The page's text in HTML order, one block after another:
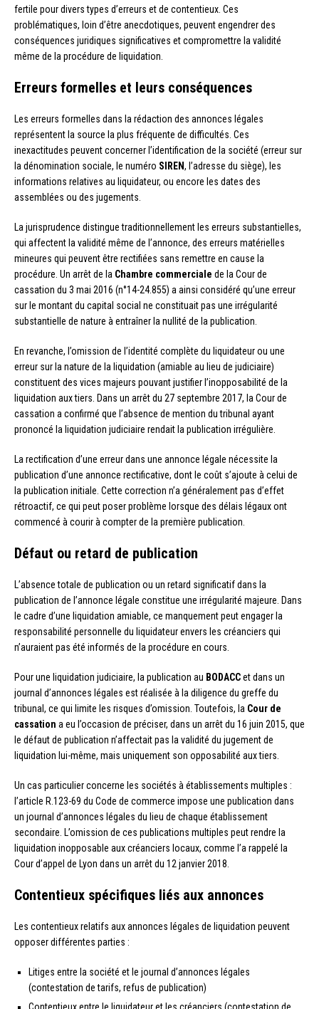
fertile pour divers types d’erreurs et de contentieux. Ces
problématiques, loin d’être anecdotiques, peuvent engendrer des
conséquences juridiques significatives et compromettre la validité
même de la procédure de liquidation.
Erreurs formelles et leurs conséquences
Les erreurs formelles dans la rédaction des annonces légales
représentent la source la plus fréquente de difficultés. Ces
inexactitudes peuvent concerner l’identification de la société (erreur sur
la dénomination sociale, le numéro SIREN, l’adresse du siège), les
informations relatives au liquidateur, ou encore les dates des
assemblées ou des jugements.
La jurisprudence distingue traditionnellement les erreurs substantielles,
qui affectent la validité même de l’annonce, des erreurs matérielles
mineures qui peuvent être rectifiées sans remettre en cause la
procédure. Un arrêt de la Chambre commerciale de la Cour de
cassation du 3 mai 2016 (n°14-24.855) a ainsi considéré qu’une erreur
sur le montant du capital social ne constituait pas une irrégularité
substantielle de nature à entraîner la nullité de la publication.
En revanche, l’omission de l’identité complète du liquidateur ou une
erreur sur la nature de la liquidation (amiable au lieu de judiciaire)
constituent des vices majeurs pouvant justifier l’inopposabilité de la
liquidation aux tiers. Dans un arrêt du 27 septembre 2017, la Cour de
cassation a confirmé que l’absence de mention du tribunal ayant
prononcé la liquidation judiciaire rendait la publication irrégulière.
La rectification d’une erreur dans une annonce légale nécessite la
publication d’une annonce rectificative, dont le coût s’ajoute à celui de
la publication initiale. Cette correction n’a généralement pas d’effet
rétroactif, ce qui peut poser problème lorsque des délais légaux ont
commencé à courir à compter de la première publication.
Défaut ou retard de publication
L’absence totale de publication ou un retard significatif dans la
publication de l’annonce légale constitue une irrégularité majeure. Dans
le cadre d’une liquidation amiable, ce manquement peut engager la
responsabilité personnelle du liquidateur envers les créanciers qui
n’auraient pas été informés de la procédure en cours.
Pour une liquidation judiciaire, la publication au BODACCet dans un
journal d’annonces légales est réalisée à la diligence du greffe du
tribunal, ce qui limite les risques d’omission. Toutefois, la Cour de
cassation a eu l’occasion de préciser, dans un arrêt du 16 juin 2015, que
le défaut de publication n’affectait pas la validité du jugement de
liquidation lui-même, mais uniquement son opposabilité aux tiers.
Un cas particulier concerne les sociétés à établissements multiples :
l’article R.123-69 du Code de commerce impose une publication dans
un journal d’annonces légales du lieu de chaque établissement
secondaire. L’omission de ces publications multiples peut rendre la
liquidation inopposable aux créanciers locaux, comme l’a rappelé la
Cour d’appel de Lyon dans un arrêt du 12 janvier 2018.
Contentieux spécifiques liés aux annonces
Les contentieux relatifs aux annonces légales de liquidation peuvent
opposer différentes parties :
Litiges entre la société et le journal d’annonces légales
(contestation de tarifs, refus de publication)
Contentieux entre le liquidateur et les créanciers (contestation de